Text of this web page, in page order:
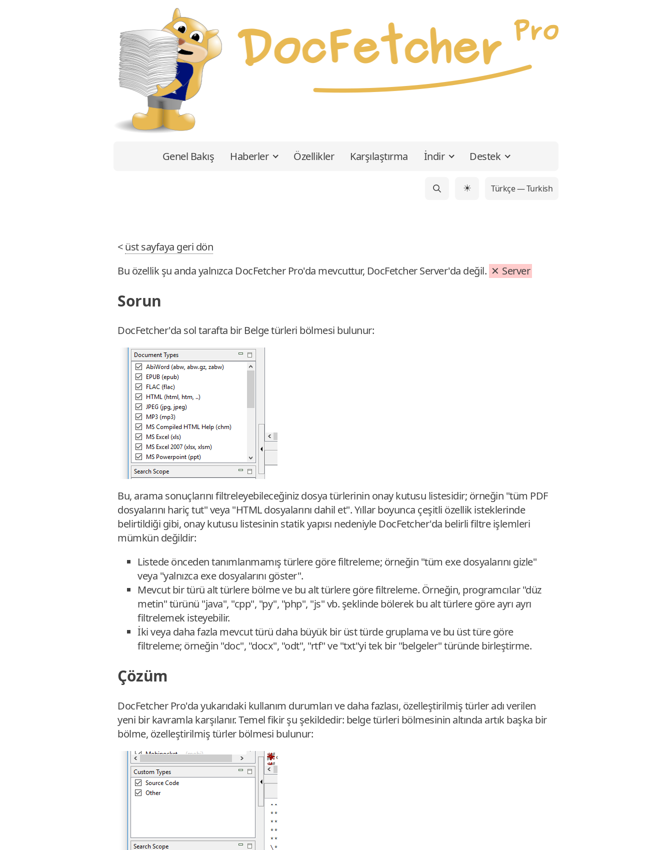
Genel Bakış Haberler Özellikler Karşılaştırma İndir Destek
☀ Türkçe — Turkish
<üst sayfaya geri dön
Bu özellik şu anda yalnızca DocFetcher Pro'da mevcuttur, DocFetcher Server'da değil.
Server
Sorun
DocFetcher'da sol tarafta bir Belge türleri bölmesi bulunur:
Bu, arama sonuçlarını filtreleyebileceğiniz dosya türlerinin onay kutusu listesidir; örneğin "tüm PDF
dosyalarını hariç tut" veya "HTML dosyalarını dahil et". Yıllar boyunca çeşitli özellik isteklerinde
belirtildiği gibi, onay kutusu listesinin statik yapısı nedeniyle DocFetcher'da belirli filtre işlemleri
mümkün değildir:
Listede önceden tanımlanmamış türlere göre filtreleme; örneğin "tüm exe dosyalarını gizle"
veya "yalnızca exe dosyalarını göster".
Mevcut bir türü alt türlere bölme ve bu alt türlere göre filtreleme. Örneğin, programcılar "düz
metin" türünü "java", "cpp", "py", "php", "js" vb. şeklinde bölerek bu alt türlere göre ayrı ayrı
filtrelemek isteyebilir.
İki veya daha fazla mevcut türü daha büyük bir üst türde gruplama ve bu üst türe göre
filtreleme; örneğin "doc", "docx", "odt", "rtf" ve "txt"yi tek bir "belgeler" türünde birleştirme.
Çözüm
DocFetcher Pro'da yukarıdaki kullanım durumları ve daha fazlası, özelleştirilmiş türler adı verilen
yeni bir kavramla karşılanır. Temel fikir şu şekildedir: belge türleri bölmesinin altında artık başka bir
bölme, özelleştirilmiş türler bölmesi bulunur: